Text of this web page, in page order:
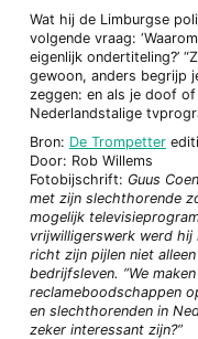
Wat hij de Limburgse
volgende vraag:
eigenlijk ondertiteling?’
gewoon, anders begrijp
zeggen: en als je doof
Nederlandstalige
Bron: De Trompetter
Door: Rob Willems
Fotobijschrift: Guus
met zijn slechthorende
mogelijk
vrijwilligerswerk werd hij
richt zijn pijlen niet
bedrijfsleven. “We
reclameboodschappen
en slechthorenden in
zeker interessant zijn?”